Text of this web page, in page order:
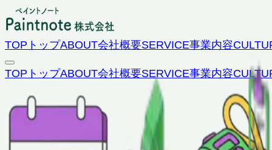
TOP トップABOUT会社概要SERVICE事業内容
TOP トップABOUT会社概要SERVICE事業内容